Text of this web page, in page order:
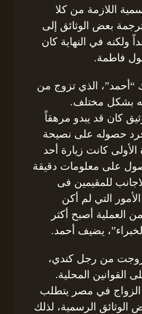
اللازمة من كلا
ترجمة بعض الوثائق إلى
ولكنه في النهاية كان
فاطمة.
الذي تزوج من
بشكل مختلف.
كان قد يبدو مرهقاً
حصوله على نصيحة
كانت زيارة أحد
على معلومات دقيقة
للمقيمين فى
التي لم أكن
العملية أصبح أكثر
يضيف أحمد.
من رجل كندي،
القوانين المحلية.
في مصر يتطلب
الوثائق الرسمية، لذلك